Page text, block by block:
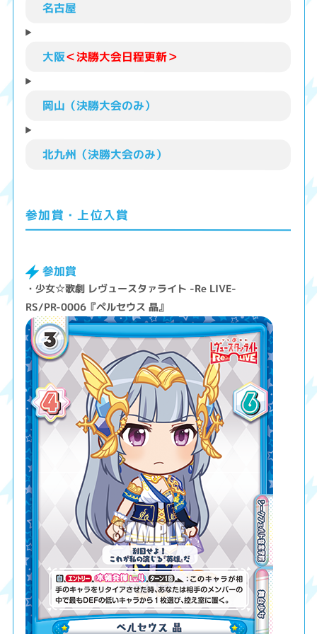
名古屋
大阪＜決勝大会日程更新＞
岡山（決勝大会のみ）
北九州（決勝大会のみ）
参加賞・上位入賞
参加賞
・少女☆歌劇 レヴュースタァライト -Re LIVE-
RS/PR-0006『ペルセウス 晶』